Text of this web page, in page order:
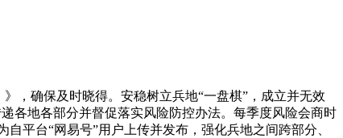
确保及时晓得。安稳树立兵地“一盘棋”，成立并无效
各地各部分并督促落实风险防控办法。每季度风险会商时
平台“网易号”用户上传并发布，强化兵地之间跨部分、